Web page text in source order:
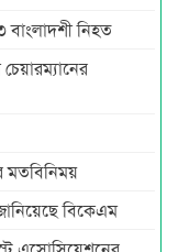
নিহত
মতবিনিময়
বিকেএম